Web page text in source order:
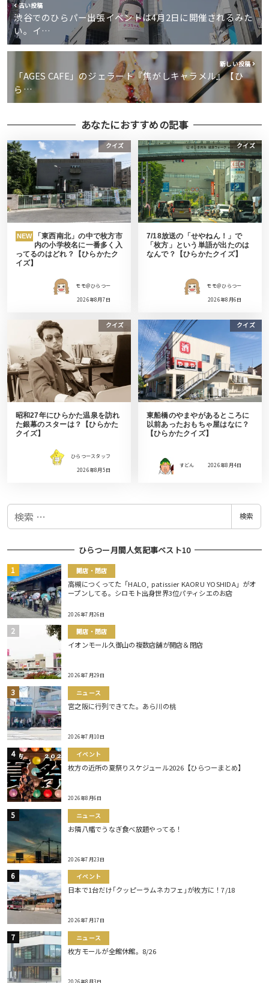
古い投稿
渋谷でのひらパー出張イベントは4月2日に開催されるみた
い。イ…
新しい投稿
「AGES CAFE」のジェラート『焦がしキャラメル』【ひ
ら…
あなたにおすすめの記事
クイズ
NEW
「東西南北」の中で枚方市
内の小学校名に一番多く入
ってるのはどれ？【ひらかたク
イズ】
モモ＠ひらつー
2026年8月7日
クイズ
7/18放送の「せやねん！」で
「枚方」という単語が出たのは
なんで？【ひらかたクイズ】
モモ＠ひらつー
2026年8月6日
クイズ
昭和27年にひらかた温泉を訪れ
た銀幕のスターは？【ひらかた
クイズ】
ひらつースタッフ
2026年8月5日
クイズ
東船橋のやまやがあるところに
以前あったおもちゃ屋はなに？
【ひらかたクイズ】
すどん 2026年8月4日
検
検索
ひらつー月間人気記事ベスト10
開店・閉店
高槻につくってた「HALO, patissier KAORU YOSHIDA」がオ
ープンしてる。シロモト出身世界3位パティシエのお店
2026年7月26日
開店・閉店
イオンモール久御山の複数店舗が開店＆閉店
2026年7月29日
ニュース
宮之阪に行列できてた。あら川の桃
2026年7月10日
イベント
枚方の近所の夏祭りスケジュール2026【ひらつーまとめ】
2026年8月6日
ニュース
お隣八幡でうなぎ食べ放題やってる！
2026年7月23日
イベント
日本で1台だけ｢クッピーラムネカフェ｣が枚方に！7/18
2026年7月17日
ニュース
枚方モールが全館休館。8/26
2026年8月3日